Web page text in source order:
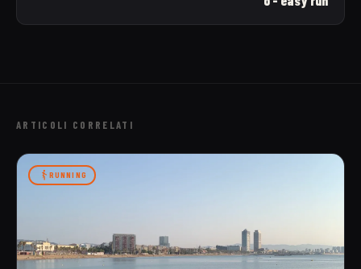
ARTICOLI CORRELATI
RUNNING